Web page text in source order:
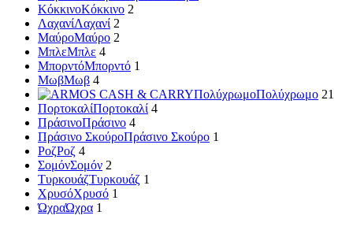
ΚόκκινοΚόκκινο 2
ΛαχανίΛαχανί 2
ΜαύροΜαύρο 2
ΜπλεΜπλε 4
ΜπορντόΜπορντό 1
ΜωβΜωβ 4
ΠολύχρωμοΠολύχρωμο 21
ΠορτοκαλίΠορτοκαλί 4
ΠράσινοΠράσινο 4
Πράσινο ΣκούροΠράσινο Σκούρο 1
ΡοζΡοζ 4
ΣομόνΣομόν 2
ΤυρκουάζΤυρκουάζ 1
ΧρυσόΧρυσό 1
ΏχραΏχρα 1